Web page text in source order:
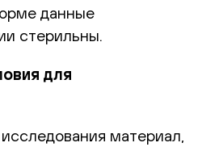
данные
стерильны.
для
материал,